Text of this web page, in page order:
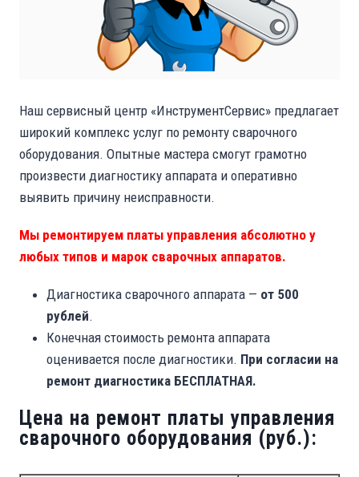
Наш сервисный центр «ИнструментСервис» предлагает
широкий комплекс услуг по ремонту сварочного
оборудования. Опытные мастера смогут грамотно
произвести диагностику аппарата и оперативно
выявить причину неисправности.
Мы ремонтируем платы управления абсолютно у
любых типов и марок сварочных аппаратов.
Диагностика сварочного аппарата — от 500
рублей.
Конечная стоимость ремонта аппарата
оценивается после диагностики. При согласии на
ремонт диагностика БЕСПЛАТНАЯ.
Цена на ремонт платы управления
сварочного оборудования (руб.):